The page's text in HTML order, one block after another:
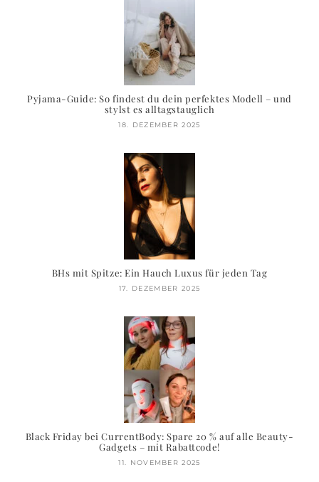
Pyjama-Guide: So findest du dein perfektes Modell – und
stylst es alltagstauglich
18. DEZEMBER 2025
BHs mit Spitze: Ein Hauch Luxus für jeden Tag
17. DEZEMBER 2025
Black Friday bei CurrentBody: Spare 20 % auf alle Beauty-
Gadgets – mit Rabattcode!
11. NOVEMBER 2025